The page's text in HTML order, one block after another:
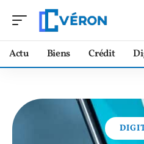
Actu Biens Crédit